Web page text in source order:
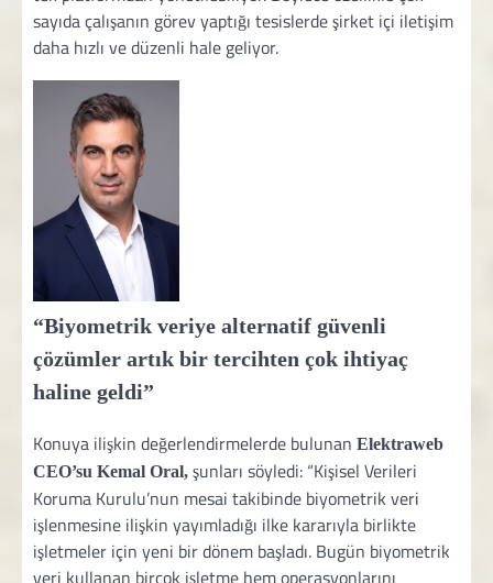
sayıda çalışanın görev yaptığı tesislerde şirket içi iletişim
daha hızlı ve düzenli hale geliyor.
“Biyometrik veriye alternatif güvenli
çözümler artık bir tercihten çok ihtiyaç
haline geldi”
Konuya ilişkin değerlendirmelerde bulunan Elektraweb
CEO’su Kemal Oral, şunları söyledi: “Kişisel Verileri
Koruma Kurulu’nun mesai takibinde biyometrik veri
işlenmesine ilişkin yayımladığı ilke kararıyla birlikte
işletmeler için yeni bir dönem başladı. Bugün biyometrik